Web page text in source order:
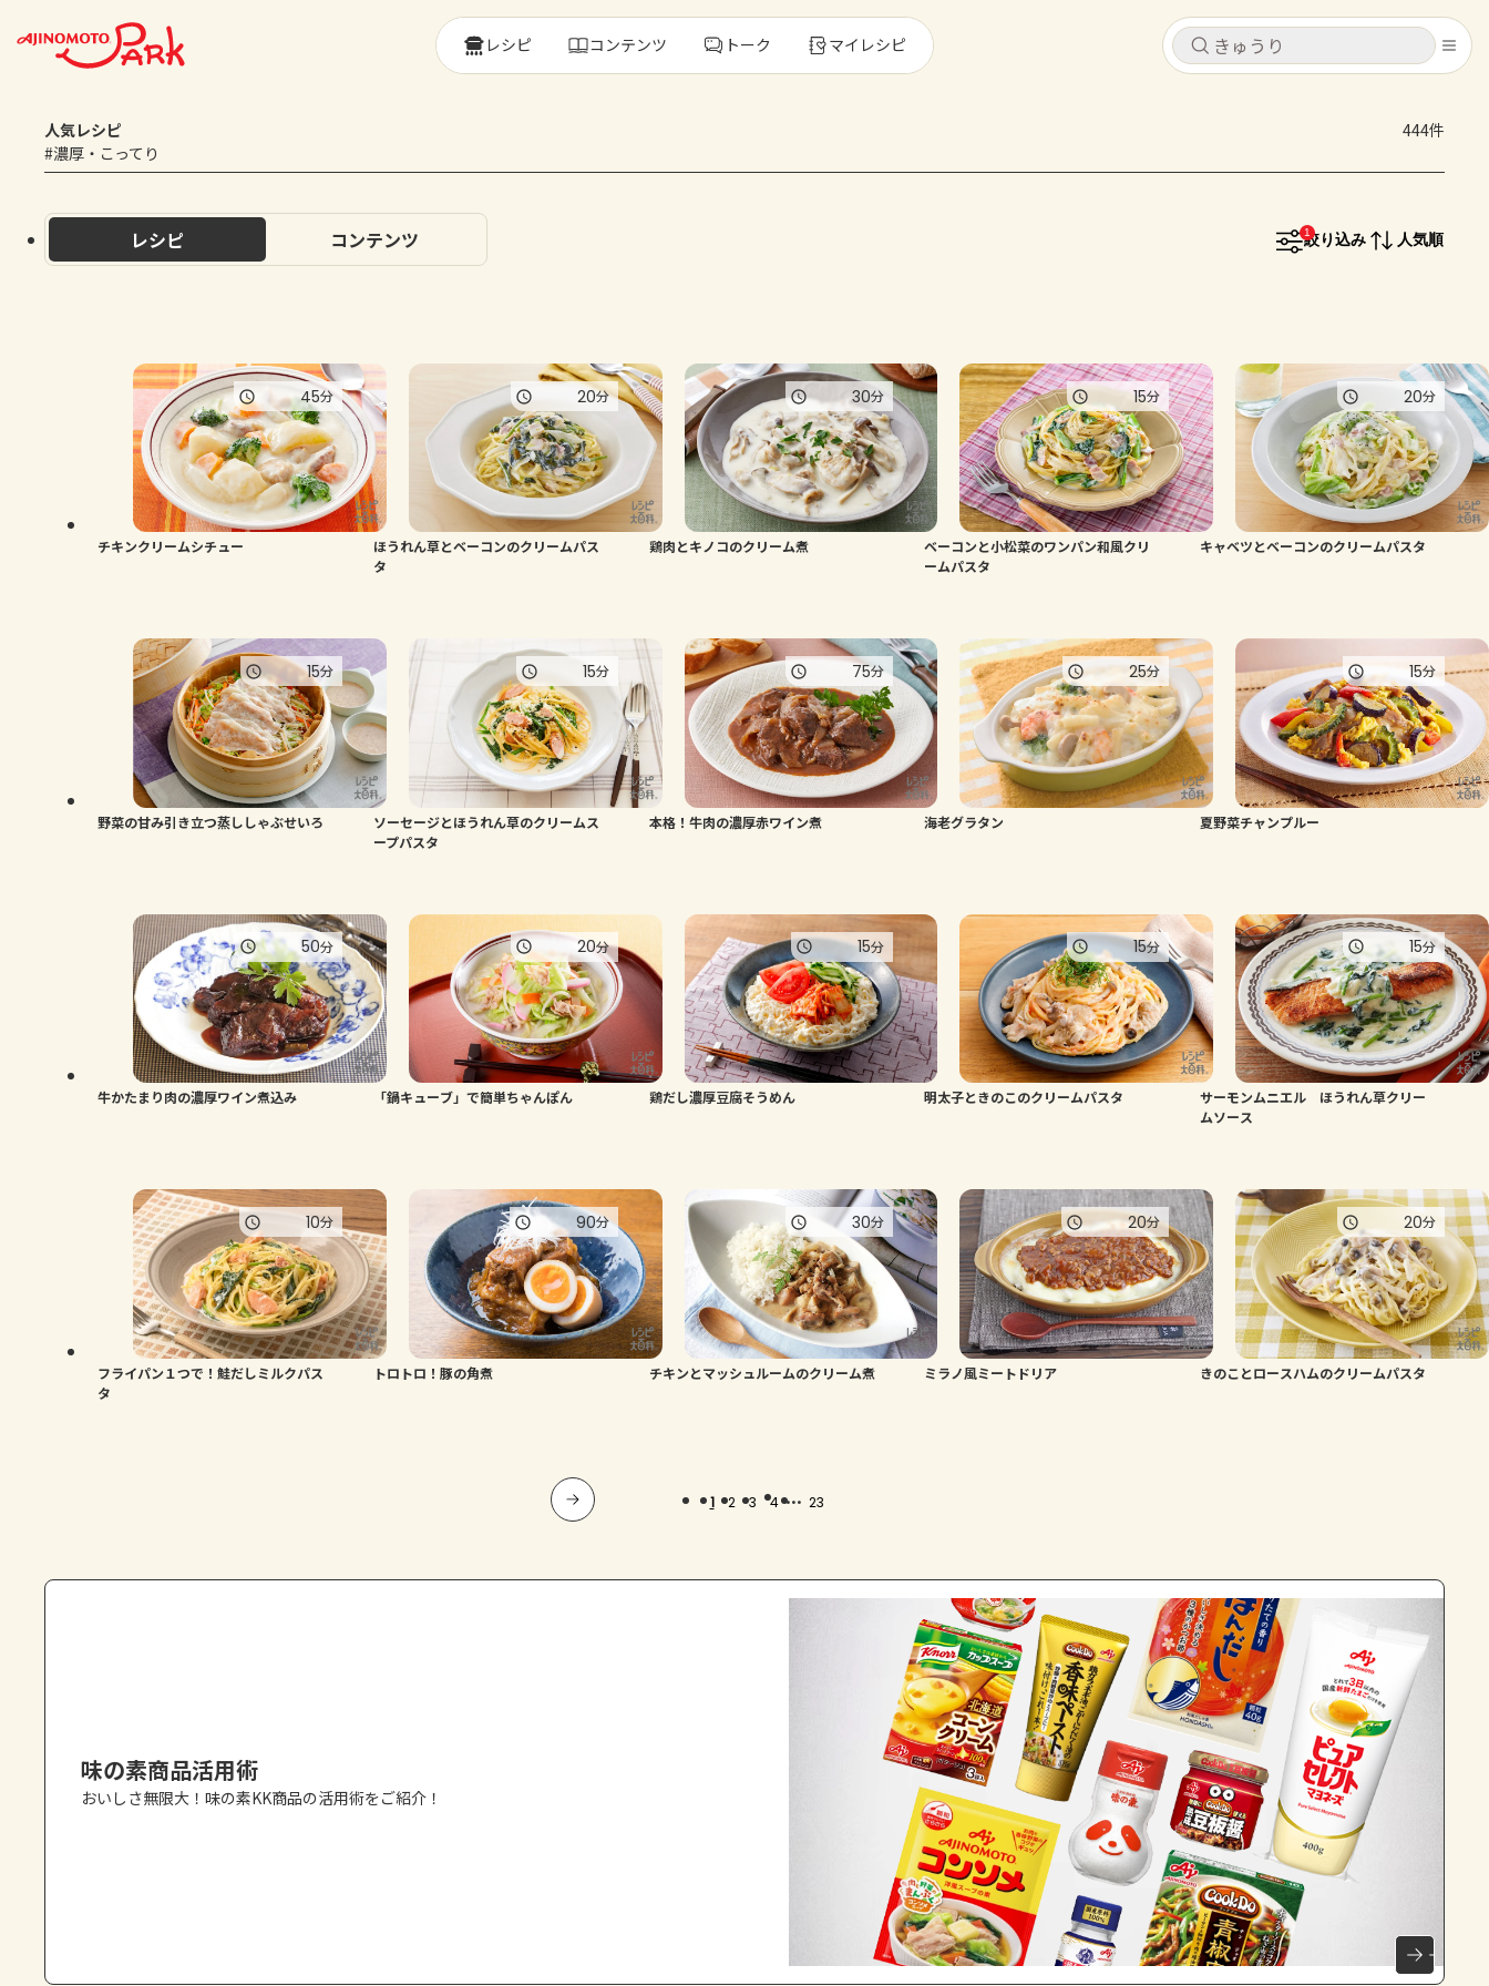
キャンセル
レシピ
トーク
よくあるお問い合わせ
AJINOMOTO PARK とは
キャンセル
レシピ コンテンツ トーク マイレシピ
人気レシピ
444件
#濃厚・こってり
レシピ コンテンツ 1
絞り込み 人気順
チキンクリームシチュー
45分
ほうれん草とベーコンのクリームパス
タ
20分
鶏肉とキノコのクリーム煮
30分
ベーコンと小松菜のワンパン和風クリ
ームパスタ
15分
キャベツとベーコンのクリームパスタ
20分
野菜の甘み引き立つ蒸ししゃぶせいろ
15分
ソーセージとほうれん草のクリームス
ープパスタ
15分
本格！牛肉の濃厚赤ワイン煮
75分
海老グラタン
25分
夏野菜チャンプルー
15分
牛かたまり肉の濃厚ワイン煮込み
50分
「鍋キューブ」で簡単ちゃんぽん
20分
鶏だし濃厚豆腐そうめん
15分
明太子ときのこのクリームパスタ
15分
サーモンムニエル ほうれん草クリー
ムソース
15分
フライパン１つで！鮭だしミルクパス
タ
10分
トロトロ！豚の角煮
90分
チキンとマッシュルームのクリーム煮
30分
ミラノ風ミートドリア
20分
きのことロースハムのクリームパスタ
20分
1 2 3 4 ... 23
味の素商品活用術
おいしさ無限大！味の素KK商品の活用術をご紹介！